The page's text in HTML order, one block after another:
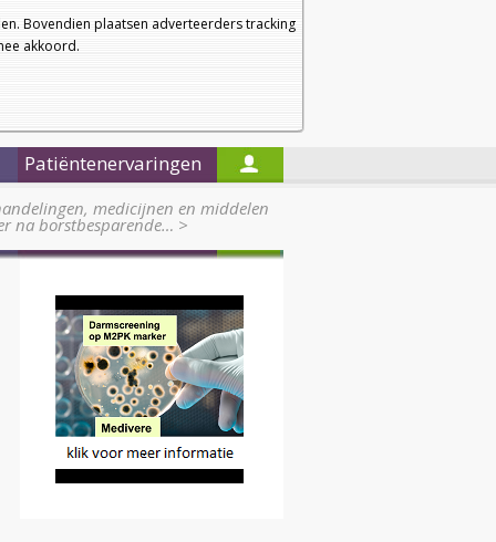
Bovendien plaatsen adverteerders tracking
akkoord.
a
a
Nieuwsbrief
Startpagina
Patiëntenervaringen
medicijnen en middelen
na borstbesparende… >